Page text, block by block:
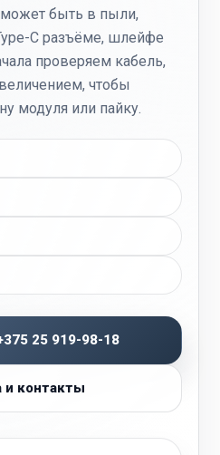
может быть в пыли,
C разъёме, шлейфе
проверяем кабель,
чтобы
модуля или пайку.
25 919-98-18
и контакты